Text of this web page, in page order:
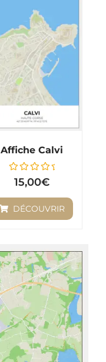
Affiche Calvi
Note
15,00€
DÉCOUVRIR